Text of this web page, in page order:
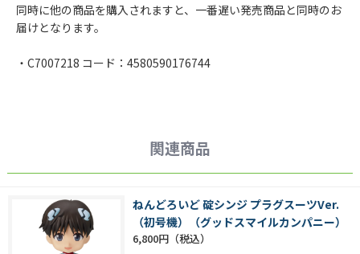
同時に他の商品を購入されますと、一番遅い発売商品と同時のお
届けとなります。
・C7007218 コード：4580590176744
関連商品
ねんどろいど 碇シンジ プラグスーツVer.
（初号機）（グッドスマイルカンパニー）
6,800円